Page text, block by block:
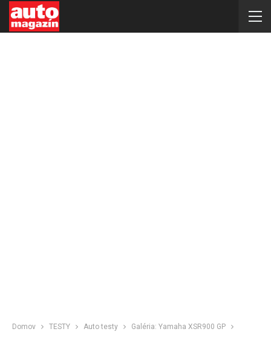
Domov TESTY Auto testy Galéria: Yamaha XSR900 GP